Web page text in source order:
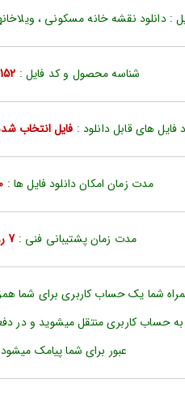
: دانلود نقشه خانه مسکونی ،
شناسه محصول و کد فایل :
فایل های قابل دانلود : فایل انتخاب شده + 35
مدت زمان امکان دانلود فایل ها :
مدت زمان پشتیبانی فنی :7 روز
همراه شما یک حساب کاربری برای شما
به حساب کاربری منتقل میشوید و در
عبور برای شما پیامک میشود